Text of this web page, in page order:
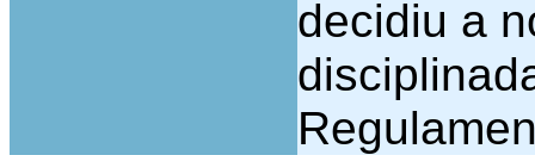
decidiu a